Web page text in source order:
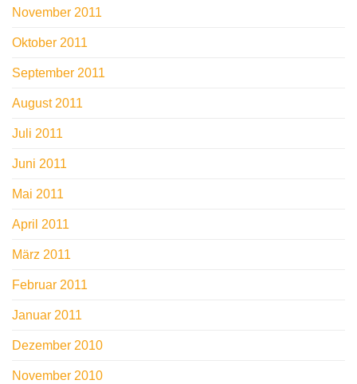
November 2011
Oktober 2011
September 2011
August 2011
Juli 2011
Juni 2011
Mai 2011
April 2011
März 2011
Februar 2011
Januar 2011
Dezember 2010
November 2010